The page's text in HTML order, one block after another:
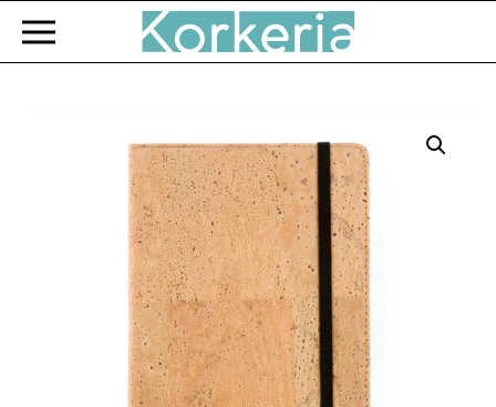
Zum Hauptinhalt springen